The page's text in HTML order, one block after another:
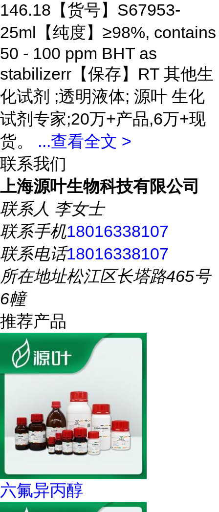
146.18【货号】S67953-
25ml【纯度】≥98%, contains
50 - 100 ppm BHT as
stabilizerr【保存】RT 其他生
化试剂 ;透明液体; 源叶 生化
试剂专家;20万+产品,6万+现
货。 ...查看全文 >
联系我们
上海源叶生物科技有限公司
联系人 李女士
联系手机18016338107
联系电话18016338107
所在地址松江区长塔路465号
6幢
推荐产品
六氟异丙醇